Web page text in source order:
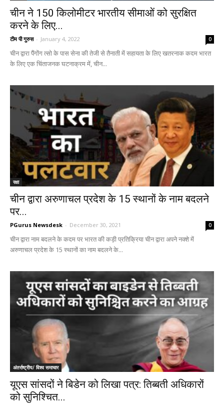
चीन ने 150 किलोमीटर भारतीय सीमाओं को सुरक्षित
करने के लिए...
टीम पी गुरुस - January 4, 2022 0
चीन द्वारा पैंगोंग त्सो के पास सेना की तेजी से तैनाती में सहायता के लिए खतरनाक कदम भारत
के लिए एक चिंताजनक घटनाक्रम में, चीन...
रक्षा
चीन द्वारा अरुणाचल प्रदेश के 15 स्थानों के नाम बदलने
पर...
PGurus Newsdesk - December 30, 2021 0
चीन द्वारा नाम बदलने के कदम पर भारत की कड़ी प्रतिक्रिया चीन द्वारा अपने नक्शे में
अरुणाचल प्रदेश के 15 स्थानों का नाम बदलने के...
अंतर्राष्ट्रीय/ विश्व समाचार
यूएस सांसदों ने बिडेन को लिखा पत्र: तिब्बती अधिकारों
को सुनिश्चित...